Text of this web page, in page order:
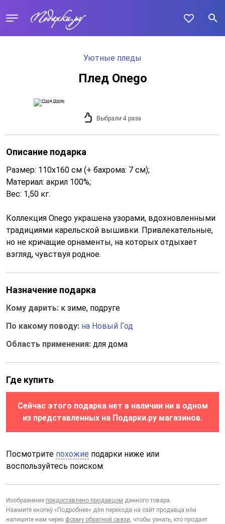
Уютные пледы
Плед Onego
Выбрали 4 раза
Описание подарка
Размер: 110х160 см (+ бахрома: 7 см);
Материал: акрил 100%;
Вес: 1,50 кг.
Коллекция Onego украшена узорами, вдохновленными
традициями карельской вышивки. Привлекательные,
но не кричащие орнаменты, на которых отдыхает
взгляд, чувствуя родное.
Назначение подарка
Кому дарить: к зиме, подруге
По какому поводу: на Новый Год
Область применения: для дома
Где купить
Сейчас этого подарка нет в наличии ни в одном
из представленных на Подарки.ру магазинов.
Посмотрите похожие подарки ниже или
воспользуйтесь поиском.
Изображение предоставлено продавцом данного товара.
Нажмите кнопку «Подробнее» для перехода на сайт продавца или
напишите нам через форму обратной связи, чтобы узнать, кто продает